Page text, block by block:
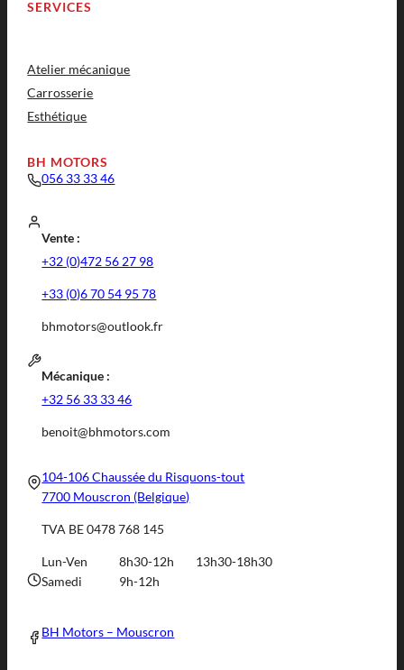
SERVICES
Atelier mécanique
Carrosserie
Esthétique
BH MOTORS
056 33 33 46
Vente :
+32 (0)472 56 27 98
+33 (0)6 70 54 95 78
bhmotors@outlook.fr
Mécanique :
+32 56 33 33 46
benoit@bhmotors.com
104-106 Chaussée du Risquons-tout
7700 Mouscron (Belgique)
TVA BE 0478 768 145
Lun-Ven 8h30-12h
13h30-18h30
Samedi
9h-12h
BH Motors – Mouscron